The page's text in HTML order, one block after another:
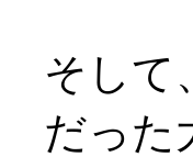
そして
だった